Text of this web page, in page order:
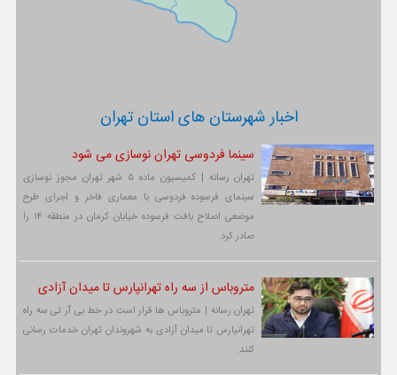
اخبار شهرستان های استان تهران
سینما فردوسی تهران نوسازی می شود
تهران رسانه | کمیسیون ماده ۵ شهر تهران مجوز نوسازی
سینمای فرسوده فردوسی با معماری فاخر و اجرای طرح
موضعی اصلاح بافت فرسوده خیابان کرمان در منطقه ۱۴ را
صادر کرد.
متروباس از سه راه تهرانپارس تا میدان آزادی
تهران رسانه | متروباس ها قرار است در خط بی آر تی سه راه
تهرانپارس تا میدان آزادی به شهروندان تهران خدمات رسانی
کنند.